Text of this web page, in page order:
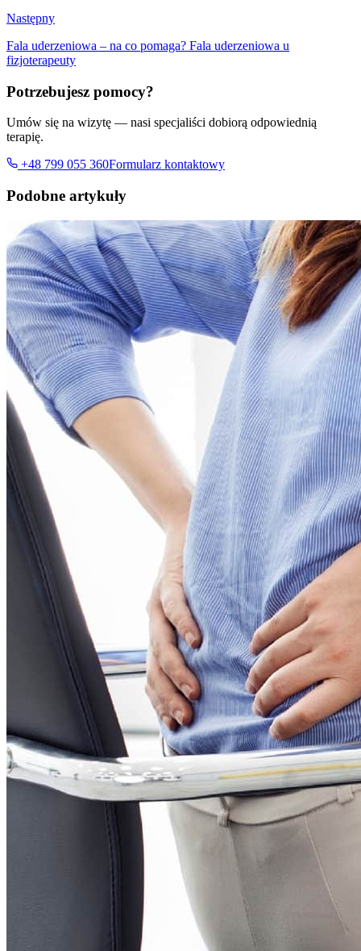
Następny
Fala uderzeniowa – na co pomaga? Fala uderzeniowa u
fizjoterapeuty
Potrzebujesz pomocy?
Umów się na wizytę — nasi specjaliści dobiorą odpowiednią
terapię.
+48 799 055 360Formularz kontaktowy
Podobne artykuły